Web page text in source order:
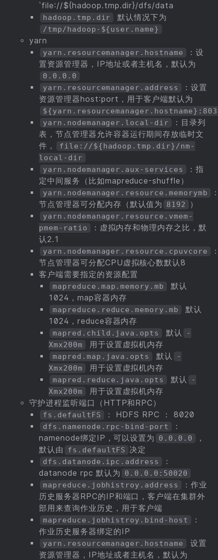
`file://${hadoop.tmp.dir}/dfs/data
hadoop.tmp.dir 默认情况下为
/tmp/hadoop-${user.name}
yarn
yarn.resourcemanager.hostname
：设
置资源管理器，IP地址或者主机名，默认为
0.0.0.0
yarn.resourcemanager.address
：设置
资源管理器host:port，用于客户端默认为
yarn.nodemanager.local-dir
：目录列
表，节点管理器允许容器运行期间存放临时文
件，
file://${hadoop.tmp.dir}/nm-
local-dir
yarn.nodemanager.aux-services
：指
定中间服务（比如mapreduce-shuffle）
yarn.nodemanager.resource.memorymb
节点管理器可分配内存（默认值为
8192 ）
yarn.nodemanager.resource.vmem-
pmem-ratio
：虚拟内存和物理内存之比，默
认2.1
yarn.nodemanager.resource.cpuvcore
节点管理器可分配CPU虚拟核心数默认8
客户端需要指定的资源配置
mapreduce.map.memory.mb
默认
1024，map容器内存
mapreduce.reduce.memory.mb
默认
1024，reduce容器内存
mapred.child.java.opts 默认
-
Xmx200m
用于设置虚拟机内存
mapred.map.java.opts 默认
-
Xmx200m
用于设置虚拟机内存
mapred.reduce.java.opts 默认
-
Xmx200m
用于设置虚拟机内存
守护进程监听端口（HTTP和RPC）
fs.defaultFS ： HDFS RPC ： 8020
dfs.namenode.rpc-bind-port
：
namenode绑定IP，可以设置为
0.0.0.0
，
默认由
fs.defaultFS 决定
dfs.datanode.ipc.address
：
datanode rpc 默认为
0.0.0.0:50020
mapreduce.jobhistroy.address
：作业
历史服务器RPC的IP和端口，客户端在集群外
部用来查询作业历史，用于客户端
mapreduce.jobhistroy.bind-host
：
作业历史服务器绑定的IP
yarn.resourcemanager.hostname
设置
资源管理器，IP地址或者主机名，默认为